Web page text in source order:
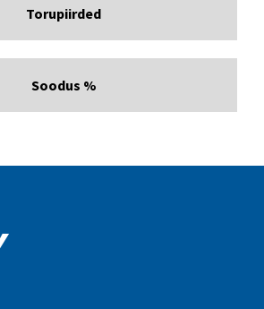
Torupiirded
Soodus %